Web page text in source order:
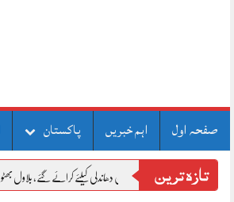
صفحہ اول اہم خبریں پاکستان
تازہ ترین
میں مرحلہ وار الیکشن دھاندلی کیلئے کرائے گئے، بلاول بھٹو پھر برس پڑے